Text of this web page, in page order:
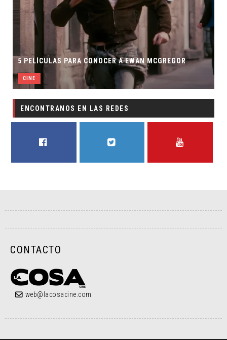
5 PELÍCULAS PARA CONOCER A EWAN MCGREGOR
CINE
ENCONTRANOS EN LAS REDES
CONTACTO
web@lacosacine.com